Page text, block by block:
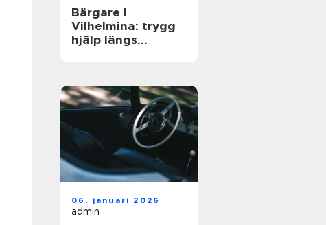
Bärgare i
Vilhelmina: trygg
hjälp längs
06. januari 2026
admin